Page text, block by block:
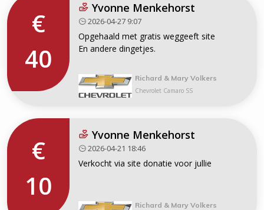
€
40
Yvonne Menkehorst
2026-04-27 9:07
Opgehaald met gratis weggeeft site
En andere dingetjes.
Richard & Mary Volkers
Chevrolet Camaro SS
€
10
Yvonne Menkehorst
2026-04-21 18:46
Verkocht via site donatie voor jullie
Richard & Mary Volkers